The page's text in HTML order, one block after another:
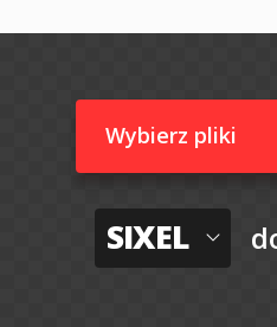
Wybierz pliki
SIXEL